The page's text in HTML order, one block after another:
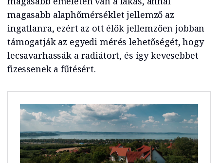
magasabb alaphőmérséklet jellemző az
ingatlanra, ezért az ott élők jellemzően jobban
támogatják az egyedi mérés lehetőségét, hogy
lecsavarhassák a radiátort, és így kevesebbet
fizessenek a fűtésért.